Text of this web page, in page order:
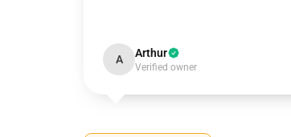
A Arthur
Verified owner